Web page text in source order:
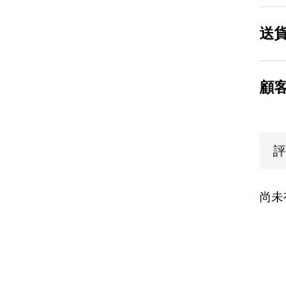
送
顧
尚未